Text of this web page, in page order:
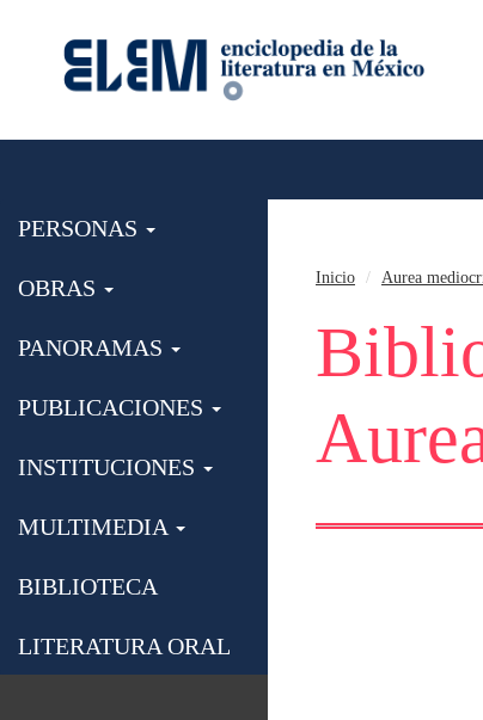
PERSONAS
OBRAS
PANORAMAS
PUBLICACIONES
INSTITUCIONES
MULTIMEDIA
BIBLIOTECA
LITERATURA ORAL
Inicio Aurea